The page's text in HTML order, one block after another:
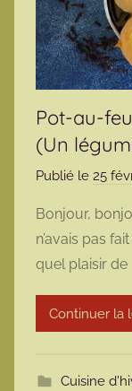
Pot-au-
(Un
Publié le 25
Bonjour,
n’avais pas
quel plaisir de
Continuer la
Cuisine